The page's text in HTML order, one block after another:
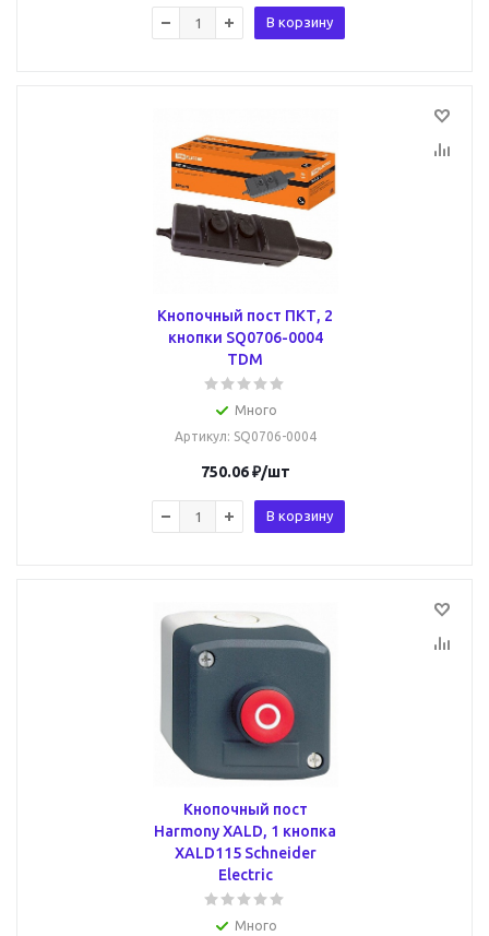
В корзину
Кнопочный пост ПКТ, 2
кнопки SQ0706-0004
TDM
Много
Артикул: SQ0706-0004
750.06₽/шт
В корзину
Кнопочный пост
Harmony XALD, 1 кнопка
XALD115 Schneider
Electric
Много